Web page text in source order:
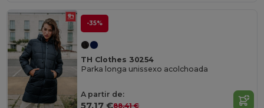
-35%
TH Clothes 30254
Parka longa unissexo acolchoada
A partir de:
57,17 €88,41 €